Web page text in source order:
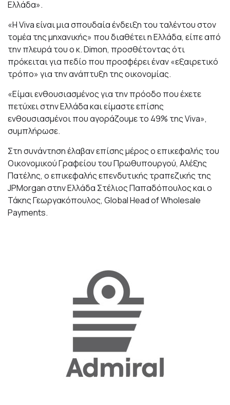
Ελλάδα».
«Η Viva είναι μια σπουδαία ένδειξη του ταλέντου στον
τομέα της μηχανικής» που διαθέτει η Ελλάδα, είπε από
την πλευρά του ο κ. Dimon, προσθέτοντας ότι
πρόκειται για πεδίο που προσφέρει έναν «εξαιρετικό
τρόπο» για την ανάπτυξη της οικονομίας.
«Είμαι ενθουσιασμένος για την πρόοδο που έχετε
πετύχει στην Ελλάδα και είμαστε επίσης
ενθουσιασμένοι που αγοράζουμε το 49% της Viva»,
συμπλήρωσε.
Στη συνάντηση έλαβαν επίσης μέρος ο επικεφαλής του
Οικονομικού Γραφείου του Πρωθυπουργού, Αλέξης
Πατέλης, ο επικεφαλής επενδυτικής τραπεζικής της
JPMorgan στην Ελλάδα Στέλιος Παπαδόπουλος και ο
Τάκης Γεωργακόπουλος, Global Head of Wholesale
Payments.